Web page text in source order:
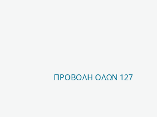
ΠΡΟΒΟΛΉ ΌΛΩΝ 127